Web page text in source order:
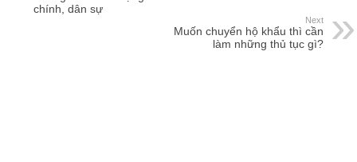
chính, dân sự
Next
Muốn chuyển hộ khẩu thì cần
làm những thủ tục gì?